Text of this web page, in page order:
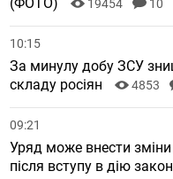
19454 10
10:15
За минулу добу ЗСУ
складу росіян
4853
09:21
Уряд може внести
після вступу в дію